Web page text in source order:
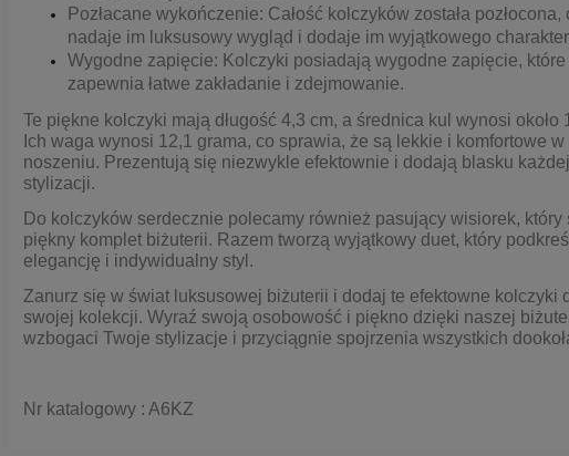
Pozłacane wykończenie: Całość kolczyków została pozłocona,
nadaje im luksusowy wygląd i dodaje im wyjątkowego
Wygodne zapięcie: Kolczyki posiadają wygodne zapięcie, które
zapewnia łatwe zakładanie i zdejmowanie.
Te piękne kolczyki mają długość 4,3 cm, a średnica kul wynosi około
Ich waga wynosi 12,1 grama, co sprawia, że są lekkie i komfortowe w
noszeniu. Prezentują się niezwykle efektownie i dodają blasku każdej
stylizacji.
Do kolczyków serdecznie polecamy również pasujący wisiorek, który
piękny komplet biżuterii. Razem tworzą wyjątkowy duet, który
elegancję i indywidualny styl.
Zanurz się w świat luksusowej biżuterii i dodaj te efektowne kolczyki
swojej kolekcji. Wyraź swoją osobowość i piękno dzięki naszej
wzbogaci Twoje stylizacje i przyciągnie spojrzenia wszystkich
Nr katalogowy : A6KZ